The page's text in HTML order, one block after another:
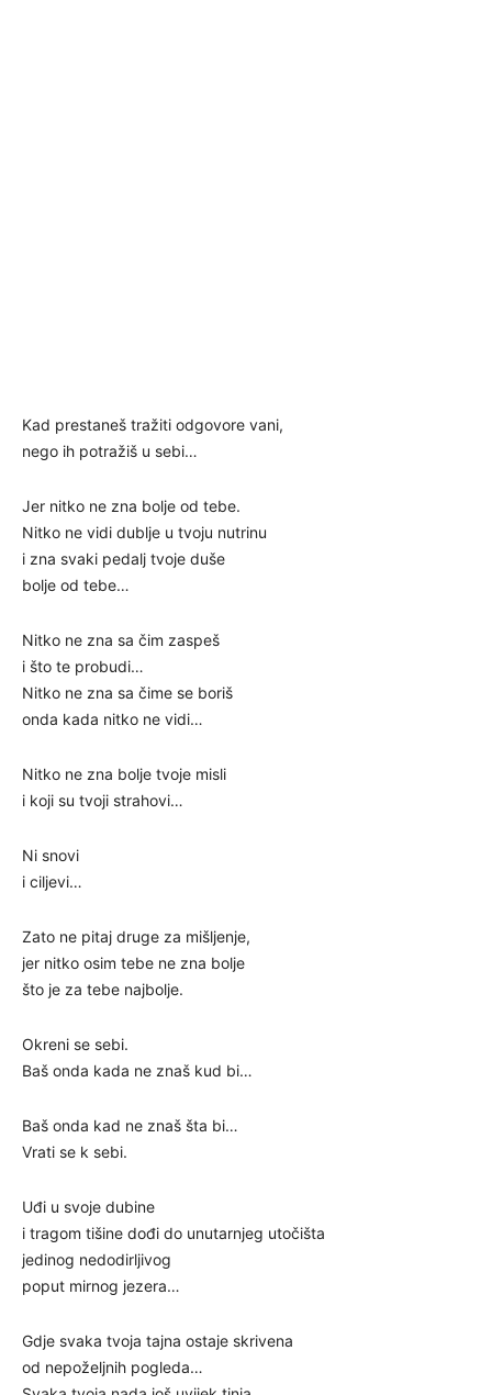
Kad prestaneš tražiti odgovore vani,
nego ih potražiš u sebi…
Jer nitko ne zna bolje od tebe.
Nitko ne vidi dublje u tvoju nutrinu
i zna svaki pedalj tvoje duše
bolje od tebe…
Nitko ne zna sa čim zaspeš
i što te probudi…
Nitko ne zna sa čime se boriš
onda kada nitko ne vidi…
Nitko ne zna bolje tvoje misli
i koji su tvoji strahovi…
Ni snovi
i ciljevi…
Zato ne pitaj druge za mišljenje,
jer nitko osim tebe ne zna bolje
što je za tebe najbolje.
Okreni se sebi.
Baš onda kada ne znaš kud bi…
Baš onda kad ne znaš šta bi…
Vrati se k sebi.
Uđi u svoje dubine
i tragom tišine dođi do unutarnjeg utočišta
jedinog nedodirljivog
poput mirnog jezera…
Gdje svaka tvoja tajna ostaje skrivena
od nepoželjnih pogleda…